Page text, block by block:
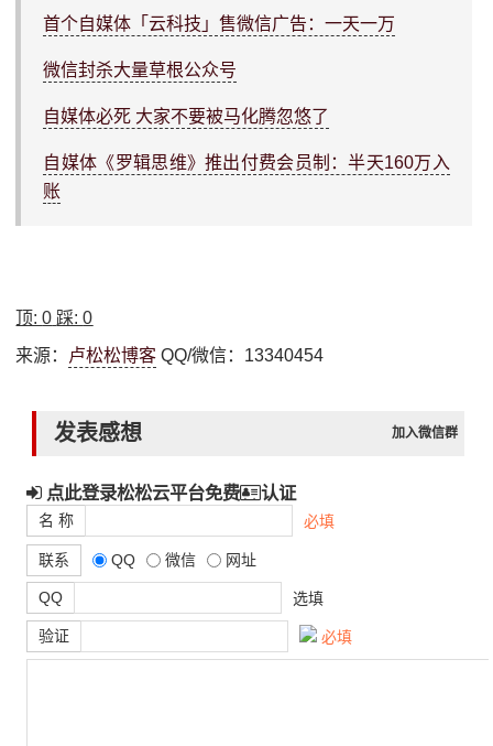
首个自媒体「云科技」售微信广告：一天一万
微信封杀大量草根公众号
自媒体必死 大家不要被马化腾忽悠了
自媒体《罗辑思维》推出付费会员制：半天160万入
账
顶:0 踩:0
来源： 卢松松博客 QQ/微信：13340454
发表感想 加入微信群
点此登录松松云平台免费 认证
名 称 必填
联系 QQ 微信 网址
QQ 选填
验证 必填